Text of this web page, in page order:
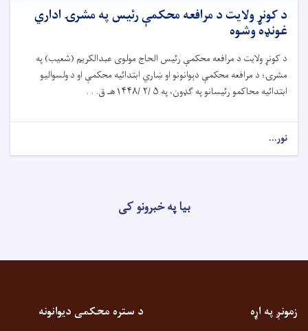
د کونړ ولایت د مرافعه محکمې رئيس په مشرۍ اداري
غونډه وشوه
د کونړ ولایت د مرافعه محکمې رئيس الحاج مولوی عبدالکریم (شعیب) په
مشرۍ؛ د مرافعه محکمې دېوانونو او ښاري ابتدائيه محکمې او د ولسوالیو
ابتدائيه محاکمو رئيسانو په ګډون، په ۵ /۲ /۱۴۴۸هـ ق. . .
نور...
بیا په خبرونو کی
زمونږ په اړه د ستره محکمی دیوانونه